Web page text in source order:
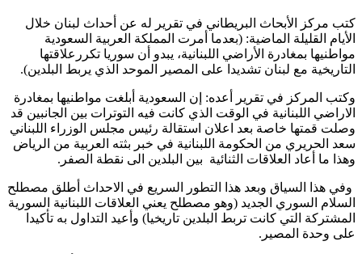
کتب مركز الأبحاث البريطاني في تقرير له عن أحداث لبنان خلال
الأيام القليلة الماضية: (بعدما أمرت المملكة العربية السعودية
مواطنيها بمغادرة الأراضي اللبنانية، يبدو أن سوريا تكررعلاقتها
التاريخية مع لبنان تشديدا على المصير الموحد الذي يربط البلدين).
وكتب المركز في تقرير أعده: إن السعودية أبلغت مواطنيها بمغادرة
الاراضي اللبنانية في الوقت الذي كانت فيه التوترات بين الجانبين قد
وصلت قمتها خاصة بعد اعلان استقالة رئيس مجلس الوزراء اللبناني
سعد الحريري من الحكومة اللبنانية في خبر بثته العربية من الرياض
وهذا ما أعاد العلاقات الثنائية بين البلدين الى نقطة الصفر.
وفي هذا السياق وبعد هذا التطور السريع في الاحداث أطلق مصطلح
السلام السوري الجديد (وهو مصطلح يعني العلاقات اللبنانية السورية
المشتركة التي كانت تربط البلدين تاريخيا) وأعيد التداول به تأكيدا
على وحدة المصير.